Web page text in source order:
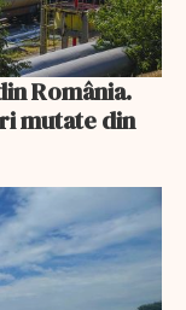
România.
mutate din